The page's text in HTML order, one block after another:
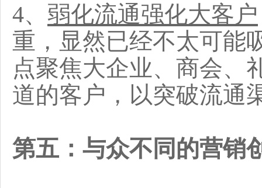
4、 弱化流通强化大客户
重，显然已经不太可能
点聚焦大企业、商会、
道的客户，以突破流通
第五：与众不同的营销